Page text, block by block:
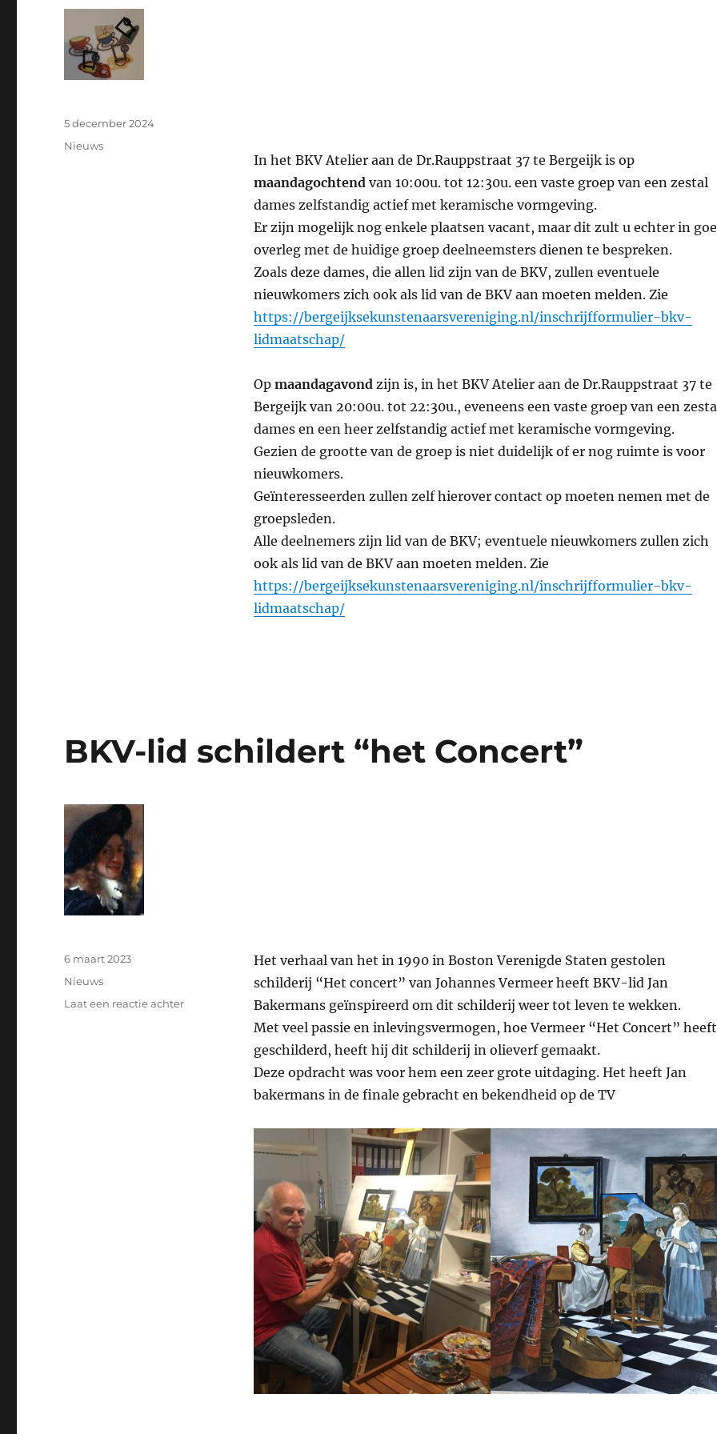
In het BKV Atelier aan de Dr.Rauppstraat 37 te Bergeijk is op
maandagochtendvan 10:00u. tot 12:30u. een vaste groep van een zestal
dames zelfstandig actief met keramische vormgeving.
Er zijn mogelijk nog enkele plaatsen vacant, maar dit zult u echter in
overleg met de huidige groep deelneemsters dienen te bespreken.
Zoals deze dames, die allen lid zijn van de BKV, zullen eventuele
nieuwkomers zich ook als lid van de BKV aan moeten melden. Zie
https://bergeijksekunstenaarsvereniging.nl/inschrijfformulier-bkv-
lidmaatschap/
Op maandagavondzijn is, in het BKV Atelier aan de Dr.Rauppstraat 37 te
Bergeijk van 20:00u. tot 22:30u., eveneens een vaste groep van een
dames en een heer zelfstandig actief met keramische vormgeving.
Gezien de grootte van de groep is niet duidelijk of er nog ruimte is voor
nieuwkomers.
Geïnteresseerden zullen zelf hierover contact op moeten nemen met de
groepsleden.
Alle deelnemers zijn lid van de BKV; eventuele nieuwkomers zullen zich
ook als lid van de BKV aan moeten melden. Zie
https://bergeijksekunstenaarsvereniging.nl/inschrijfformulier-bkv-
lidmaatschap/
Geplaatst
op
5 december 2024
Categorieën
Nieuws
BKV-lid schildert “het Concert”
Het verhaal van het in 1990 in Boston Verenigde Staten gestolen
schilderij “Het concert” van Johannes Vermeer heeft BKV-lid Jan
Bakermans geïnspireerd om dit schilderij weer tot leven te wekken.
Met veel passie en inlevingsvermogen, hoe Vermeer “Het Concert” heeft
geschilderd, heeft hij dit schilderij in olieverf gemaakt.
Deze opdracht was voor hem een zeer grote uitdaging. Het heeft Jan
bakermans in de finale gebracht en bekendheid op de TV
Geplaatst
op
6 maart 2023
Categorieën
Nieuws
Laat een reactie achterop